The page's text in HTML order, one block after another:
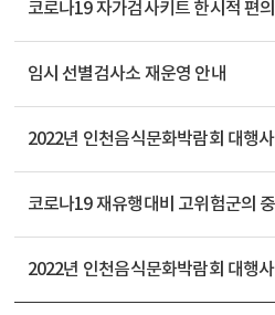
임시 선별검사소 재운영 안내
2022년 인천음식문화박람회 대행